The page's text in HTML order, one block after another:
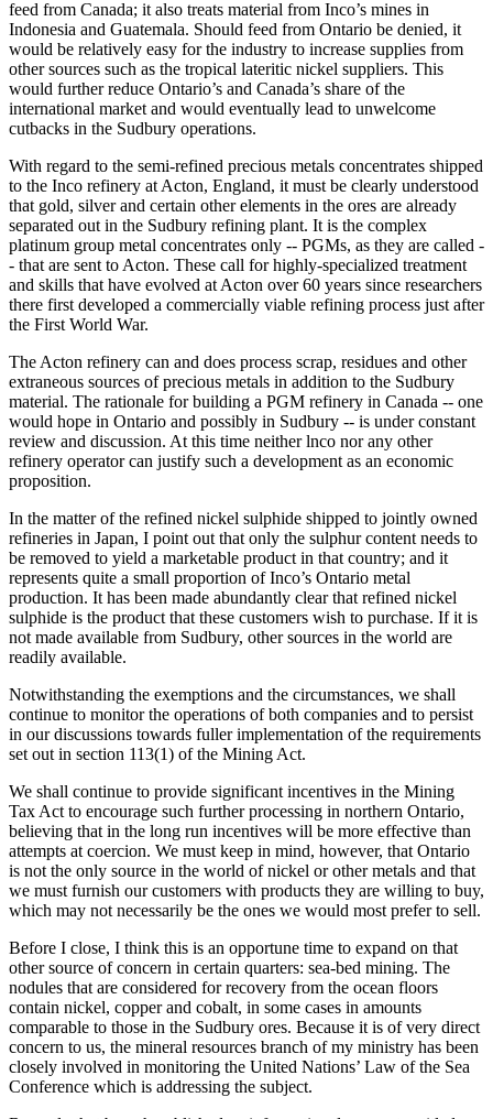
feed from Canada; it also treats material from Inco’s mines in
Indonesia and Guatemala. Should feed from Ontario be denied, it
would be relatively easy for the industry to increase supplies from
other sources such as the tropical lateritic nickel suppliers. This
would further reduce Ontario’s and Canada’s share of the
international market and would eventually lead to unwelcome
cutbacks in the Sudbury operations.
With regard to the semi-refined precious metals concentrates shipped
to the Inco refinery at Acton, England, it must be clearly understood
that gold, silver and certain other elements in the ores are already
separated out in the Sudbury refining plant. It is the complex
platinum group metal concentrates only -- PGMs, as they are called -
- that are sent to Acton. These call for highly-specialized treatment
and skills that have evolved at Acton over 60 years since researchers
there first developed a commercially viable refining process just after
the First World War.
The Acton refinery can and does process scrap, residues and other
extraneous sources of precious metals in addition to the Sudbury
material. The rationale for building a PGM refinery in Canada -- one
would hope in Ontario and possibly in Sudbury -- is under constant
review and discussion. At this time neither lnco nor any other
refinery operator can justify such a development as an economic
proposition.
In the matter of the refined nickel sulphide shipped to jointly owned
refineries in Japan, I point out that only the sulphur content needs to
be removed to yield a marketable product in that country; and it
represents quite a small proportion of Inco’s Ontario metal
production. It has been made abundantly clear that refined nickel
sulphide is the product that these customers wish to purchase. If it is
not made available from Sudbury, other sources in the world are
readily available.
Notwithstanding the exemptions and the circumstances, we shall
continue to monitor the operations of both companies and to persist
in our discussions towards fuller implementation of the requirements
set out in section 113(1) of the Mining Act.
We shall continue to provide significant incentives in the Mining
Tax Act to encourage such further processing in northern Ontario,
believing that in the long run incentives will be more effective than
attempts at coercion. We must keep in mind, however, that Ontario
is not the only source in the world of nickel or other metals and that
we must furnish our customers with products they are willing to buy,
which may not necessarily be the ones we would most prefer to sell.
Before I close, I think this is an opportune time to expand on that
other source of concern in certain quarters: sea-bed mining. The
nodules that are considered for recovery from the ocean floors
contain nickel, copper and cobalt, in some cases in amounts
comparable to those in the Sudbury ores. Because it is of very direct
concern to us, the mineral resources branch of my ministry has been
closely involved in monitoring the United Nations’ Law of the Sea
Conference which is addressing the subject.